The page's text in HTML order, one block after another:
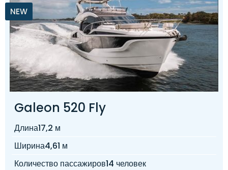
NEW
Galeon 520 Fly
Длина17,2 м
Ширина4,61 м
Количество пассажиров14 человек